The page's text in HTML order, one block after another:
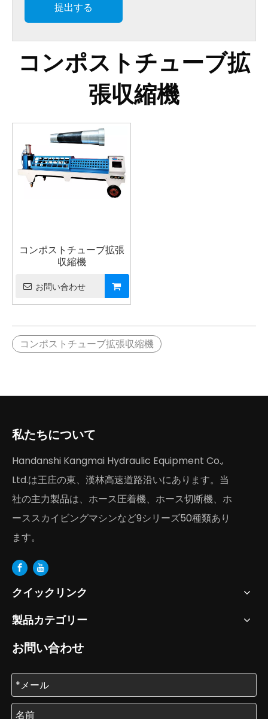
提出する
コンポストチューブ拡
張収縮機
コンポストチューブ拡張
収縮機
お問い合わせ
コンポストチューブ拡張収縮機
私たちについて
Handanshi Kangmai Hydraulic Equipment Co.,
Ltd.は王庄の東、漢林高速道路沿いにあります。当
社の主力製品は、ホース圧着機、ホース切断機、ホ
ーススカイビングマシンなど9シリーズ50種類あり
ます。
クイックリンク
製品カテゴリー
お問い合わせ